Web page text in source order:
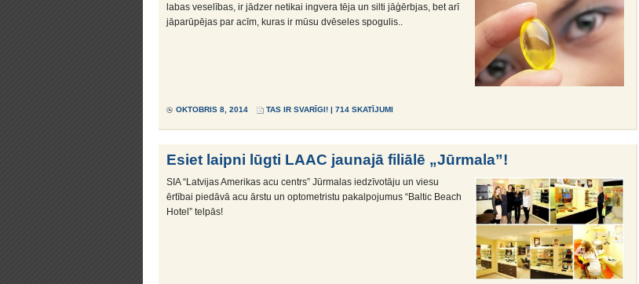
labas veselības, ir jādzer netikai ingvera tēja un silti jāģērbjas, bet arī
jāparūpējas par acīm, kuras ir mūsu dvēseles spogulis..
OKTOBRIS 8, 2014 TAS IR SVARĪGI! | 714 SKATĪJUMI
Esiet laipni lūgti LAAC jaunajā filiālē „Jūrmala”!
SIA “Latvijas Amerikas acu centrs” Jūrmalas iedzīvotāju un viesu
ērtībai piedāvā acu ārstu un optometristu pakalpojumus “Baltic Beach
Hotel” telpās!